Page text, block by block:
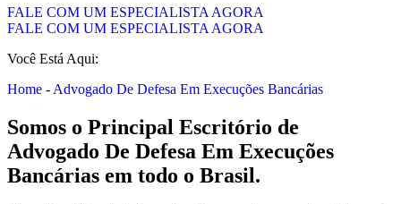
FALE COM UM ESPECIALISTA AGORA
FALE COM UM ESPECIALISTA AGORA
Você Está Aqui:
Home - Advogado De Defesa Em Execuções Bancárias
Somos o Principal Escritório de
Advogado De Defesa Em Execuções
Bancárias em todo o Brasil.